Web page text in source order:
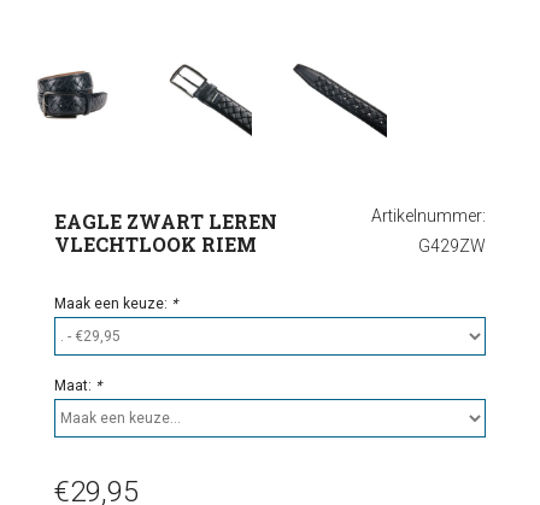
Artikelnummer:
G429ZW
EAGLE ZWART LEREN
VLECHTLOOK RIEM
Maak een keuze: *
Maat: *
€29,95